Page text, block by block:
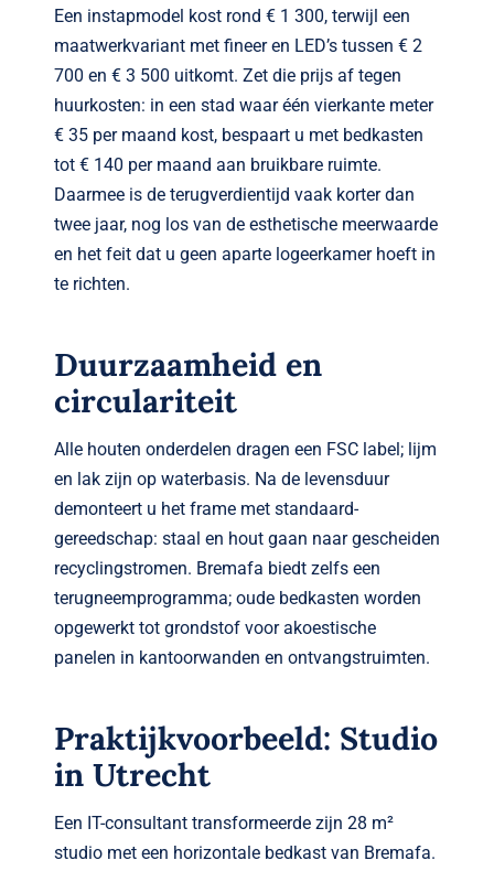
Een instapmodel kost rond € 1 300, terwijl een
maatwerkvariant met fineer en LED’s tussen € 2
700 en € 3 500 uitkomt. Zet die prijs af tegen
huur­kosten: in een stad waar één vierkante meter
€ 35 per maand kost, bespaart u met bedkasten
tot € 140 per maand aan bruikbare ruimte.
Daarmee is de terugverdientijd vaak korter dan
twee jaar, nog los van de esthetische meerwaarde
en het feit dat u geen aparte logeer­kamer hoeft in
te richten.
Duurzaamheid en
circulariteit
Alle houten onderdelen dragen een FSC label; lijm
en lak zijn op waterbasis. Na de levensduur
demonteert u het frame met standaard­
gereedschap: staal en hout gaan naar gescheiden
recyclingstromen. Bremafa biedt zelfs een
terugneem­programma; oude bedkasten worden
opgewerkt tot grondstof voor akoestische
panelen in kantoor­wanden en ontvangstruimten.
Praktijkvoorbeeld: Studio
in Utrecht
Een IT-consultant transformeerde zijn 28 m²
studio met een horizontale bedkast van Bremafa.